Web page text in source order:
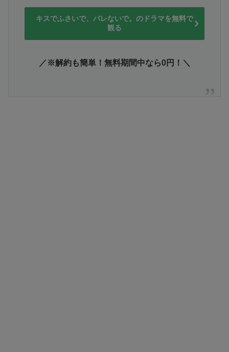
キスでふさいで、バレないで。のドラマを無料で
観る
／※解約も簡単！無料期間中なら0円！＼